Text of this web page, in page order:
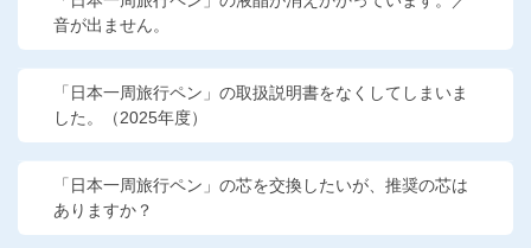
よくある質問・お問い合わせ
カテゴリーから探す
お問い合わせ窓口
他の講座のよくある質問・手続きはこちら
音が出ません。
「日本一周旅行ペン」の取扱説明書をなくしてしまいま
した。（2025年度）
「日本一周旅行ペン」の芯を交換したいが、推奨の芯は
ありますか？